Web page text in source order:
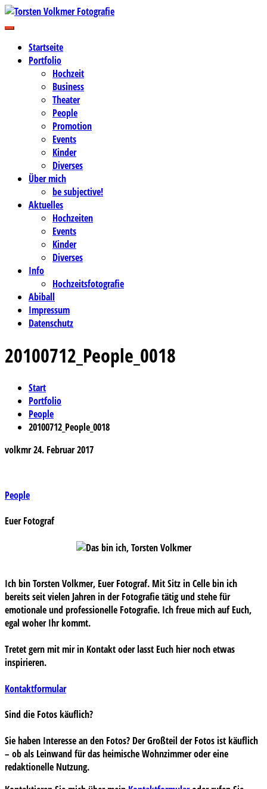
Zum
Inhalt
Torsten Volkmer Fotografie
Business-, Portrait- und Hochzeitsfotografie
Startseite
Portfolio
Hochzeit
Business
Theater
People
Promotion
Events
Kinder
Diverses
Über mich
be subjective!
Aktuelles
Hochzeiten
Events
Kinder
Diverses
Info
Hochzeitsfotografie
Abiball
Impressum
Datenschutz
20100712_People_0018
Start
Portfolio
People
20100712_People_0018
volkmr24. Februar 2017
Beitragsnavigation
People
Euer Fotograf
Ich bin Torsten Volkmer, Euer Fotograf. Mit Sitz in Celle bin ich
bereits seit vielen Jahren in der Fotografie tätig und stehe für
emotionale und professionelle Fotografie. Ich freue mich auf Euch,
egal woher Ihr kommt.
Tretet gern mit mir in Kontakt oder lasst Euch hier noch etwas
inspirieren.
Kontaktformular
Sind die Fotos käuflich?
Sie haben Interesse an den Fotos? Der Großteil der Fotos ist käuflich
– ob als Leinwand für das heimische Wohnzimmer oder eine
redaktionelle Nutzung.